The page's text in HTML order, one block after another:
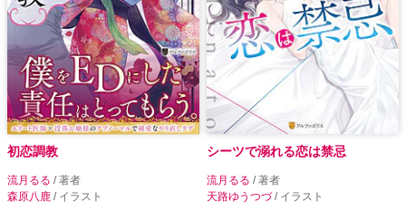
初恋調教
流月るる / 著者
森原八鹿 / イラスト
シーツで溺れる恋は禁忌
流月るる / 著者
天路ゆうつづ/ イラスト